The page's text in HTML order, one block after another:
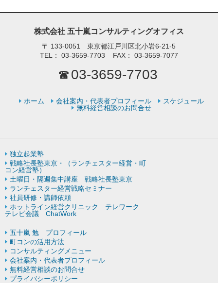
株式会社 五十嵐コンサルティングオフィス
〒 133-0051 東京都江戸川区北小岩6-21-5
TEL：
03-3659-7703 FAX： 03-3659-7077
03-3659-7703
ホーム 会社案内・代表者プロフィール
スケジュール
無料経営相談のお問合せ
独立起業塾
戦略社長塾東京・（ランチェスター経営・町
コン経営塾）
土曜日・隔週集中講座 戦略社長塾東京
ランチェスター経営戦略セミナー
社員研修・講師依頼
ホットライン経営クリニック テレワーク
テレビ会議 ChatWork
五十嵐 勉 プロフィール
町コンの活用方法
コンサルティングメニュー
会社案内・代表者プロフィール
無料経営相談のお問合せ
プライバシーポリシー